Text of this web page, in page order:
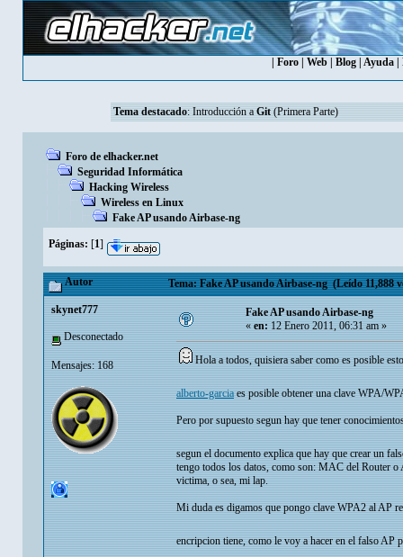
Foro| Web| Blog| Ayuda|
Tema destacado: Introducción a Git (Primera Parte)
Foro de elhacker.net
Seguridad Informática
Hacking Wireless
Wireless en Linux
Fake AP usando Airbase-ng
Páginas: [1]
Autor Tema: Fake AP usando Airbase-ng (Leído 11,888
skynet777
Desconectado
Mensajes: 168
Fake AP usando Airbase-ng
«en:12 Enero 2011, 06:31 am »
Hola a todos, quisiera saber como es posible
alberto-garciaes posible obtener una clave WPA/
Pero por supuesto segun hay que tener
segun el documento explica que hay que crear un
tengo todos los datos, como son: MAC del Router o
victima, o sea, mi lap.
Mi duda es digamos que pongo clave WPA2 al AP
encripcion tiene, como le voy a hacer en el falso